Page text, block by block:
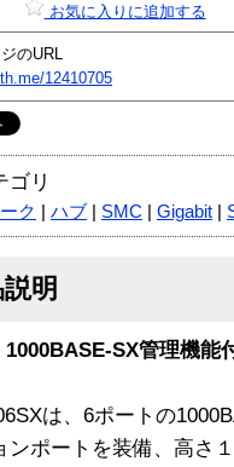
お気に入りに追加する
のURL
12410705
ゴリ
ク ハブ SMC Gigabit
明
1000BASE-SX管理機能
は、6ポートの
ンポートを装備、高さ